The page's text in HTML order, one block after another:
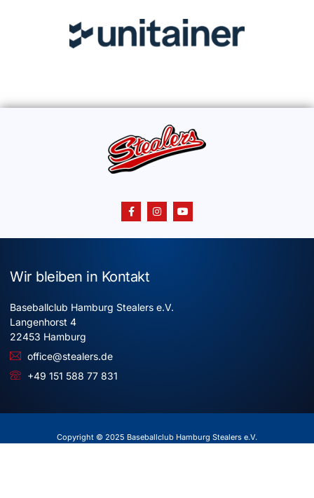
Wir bleiben in Kontakt
Baseballclub Hamburg Stealers e.V.
Langenhorst 4
22453 Hamburg
office@stealers.de
+49 151 588 77 831
Copyright © 2025 Baseballclub Hamburg Stealers e.V.